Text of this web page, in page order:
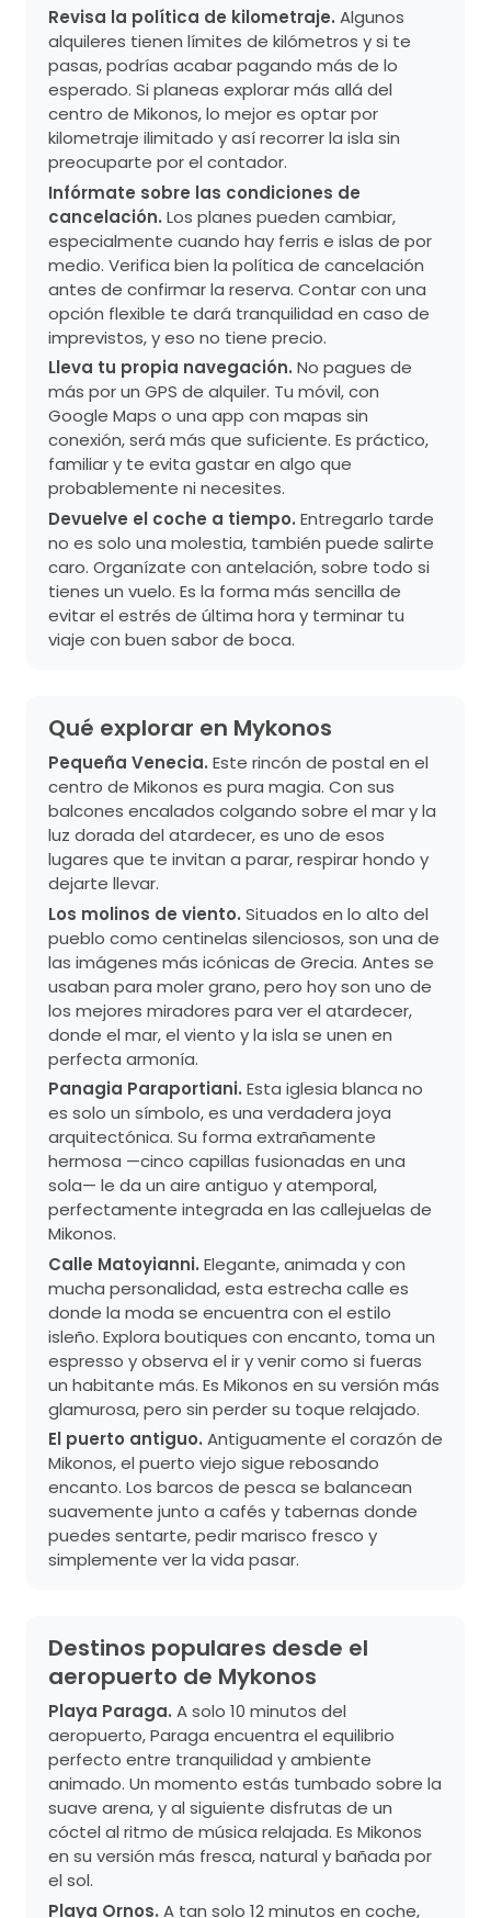
Revisa la política de kilometraje. Algunos
alquileres tienen límites de kilómetros y si te
pasas, podrías acabar pagando más de lo
esperado. Si planeas explorar más allá del
centro de Mikonos, lo mejor es optar por
kilometraje ilimitado y así recorrer la isla sin
preocuparte por el contador.
Infórmate sobre las condiciones de
cancelación. Los planes pueden cambiar,
especialmente cuando hay ferris e islas de por
medio. Verifica bien la política de cancelación
antes de confirmar la reserva. Contar con una
opción flexible te dará tranquilidad en caso de
imprevistos, y eso no tiene precio.
Lleva tu propia navegación. No pagues de
más por un GPS de alquiler. Tu móvil, con
Google Maps o una app con mapas sin
conexión, será más que suficiente. Es práctico,
familiar y te evita gastar en algo que
probablemente ni necesites.
Devuelve el coche a tiempo. Entregarlo tarde
no es solo una molestia, también puede salirte
caro. Organízate con antelación, sobre todo si
tienes un vuelo. Es la forma más sencilla de
evitar el estrés de última hora y terminar tu
viaje con buen sabor de boca.
Qué explorar en Mykonos
Pequeña Venecia. Este rincón de postal en el
centro de Mikonos es pura magia. Con sus
balcones encalados colgando sobre el mar y la
luz dorada del atardecer, es uno de esos
lugares que te invitan a parar, respirar hondo y
dejarte llevar.
Los molinos de viento. Situados en lo alto del
pueblo como centinelas silenciosos, son una de
las imágenes más icónicas de Grecia. Antes se
usaban para moler grano, pero hoy son uno de
los mejores miradores para ver el atardecer,
donde el mar, el viento y la isla se unen en
perfecta armonía.
Panagia Paraportiani. Esta iglesia blanca no
es solo un símbolo, es una verdadera joya
arquitectónica. Su forma extrañamente
hermosa —cinco capillas fusionadas en una
sola— le da un aire antiguo y atemporal,
perfectamente integrada en las callejuelas de
Mikonos.
Calle Matoyianni. Elegante, animada y con
mucha personalidad, esta estrecha calle es
donde la moda se encuentra con el estilo
isleño. Explora boutiques con encanto, toma un
espresso y observa el ir y venir como si fueras
un habitante más. Es Mikonos en su versión más
glamurosa, pero sin perder su toque relajado.
El puerto antiguo. Antiguamente el corazón de
Mikonos, el puerto viejo sigue rebosando
encanto. Los barcos de pesca se balancean
suavemente junto a cafés y tabernas donde
puedes sentarte, pedir marisco fresco y
simplemente ver la vida pasar.
Destinos populares desde el
aeropuerto de Mykonos
Playa Paraga. A solo 10 minutos del
aeropuerto, Paraga encuentra el equilibrio
perfecto entre tranquilidad y ambiente
animado. Un momento estás tumbado sobre la
suave arena, y al siguiente disfrutas de un
cóctel al ritmo de música relajada. Es Mikonos
en su versión más fresca, natural y bañada por
el sol.
Playa Ornos. A tan solo 12 minutos en coche,